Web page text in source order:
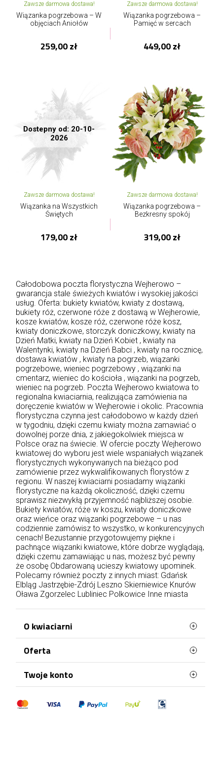
Zawsze darmowa dostawa!
Wiązanka pogrzebowa – W
objęciach Aniołów
259,00 zł
Zawsze darmowa dostawa!
Wiązanka pogrzebowa –
Pamięć w sercach
449,00 zł
Dostepny od: 20-10-
2026
Zawsze darmowa dostawa!
Wiązanka na Wszystkich
Świętych
179,00 zł
Zawsze darmowa dostawa!
Wiązanka pogrzebowa –
Bezkresny spokój
319,00 zł
Całodobowa poczta florystyczna Wejherowo –
gwarancja stale świeżych kwiatów i wysokiej jakości
usług. Oferta: bukiety kwiatów, kwiaty z dostawą,
bukiety róż, czerwone róże z dostawą w Wejherowie,
kosze kwiatów, kosze róż, czerwone róże kosz,
kwiaty doniczkowe, storczyk doniczkowy, kwiaty na
Dzień Matki, kwiaty na Dzień Kobiet , kwiaty na
Walentynki, kwiaty na Dzień Babci , kwiaty na rocznicę,
dostawa kwiatów , kwiaty na pogrzeb, wiązanki
pogrzebowe, wieniec pogrzebowy , wiązanki na
cmentarz, wieniec do kościoła , wiązanki na pogrzeb,
wieniec na pogrzeb. Poczta Wejherowo kwiatowa to
regionalna kwiaciarnia, realizująca zamówienia na
doręczenie kwiatów w Wejherowie i okolic. Pracownia
florystyczna czynna jest całodobowo w każdy dzień
w tygodniu, dzięki czemu kwiaty można zamawiać o
dowolnej porze dnia, z jakiegokolwiek miejsca w
Polsce oraz na świecie. W ofercie poczty Wejherowo
kwiatowej do wyboru jest wiele wspaniałych wiązanek
florystycznych wykonywanych na bieżąco pod
zamówienie przez wykwalifikowanych florystów z
regionu. W naszej kwiaciarni posiadamy wiązanki
florystyczne na każdą okoliczność, dzięki czemu
sprawisz niezwykłą przyjemność najbliższej osobie.
Bukiety kwiatów, róże w koszu, kwiaty doniczkowe
oraz wieńce oraz wiązanki pogrzebowe – u nas
codziennie zamówisz to wszystko, w konkurencyjnych
cenach! Bezustannie przygotowujemy piękne i
pachnące wiązanki kwiatowe, które dobrze wyglądają,
dzięki czemu zamawiając u nas, możesz być pewny
że osobę Obdarowaną ucieszy kwiatowy upominek.
Polecamy również poczty z innych miast: Gdańsk
Elbląg Jastrzębie-Zdrój Leszno Skierniewice Knurów
Oława Zgorzelec Lubliniec Polkowice Inne miasta
O kwiaciarni
Petunias.pl to wyjątkowa poczta z kwiatami,
dzięki której wyślesz przepiękne kwiaty dla bliskiej
zawsze w niskich cenach. Nasi doświadczeni
floryści dbają nawet o najmniejszy szczegół, tak
aby właśnie to Twój bukiet był jedyny w swoim
rodzaju. To co nas wyróżnia to: szybka i
Oferta
Mapa strony
Twoje konto
Zamówienia